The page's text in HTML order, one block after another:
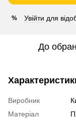
% Увійти для
До
Виробник
Матеріал